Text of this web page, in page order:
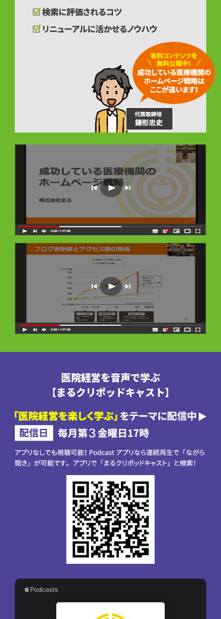
医院経営を音声で学ぶ
【まるクリポッドキャスト】